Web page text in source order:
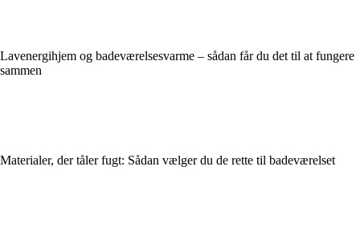
Lavenergihjem og badeværelsesvarme – sådan får du det til at fungere
sammen
Materialer, der tåler fugt: Sådan vælger du de rette til badeværelset